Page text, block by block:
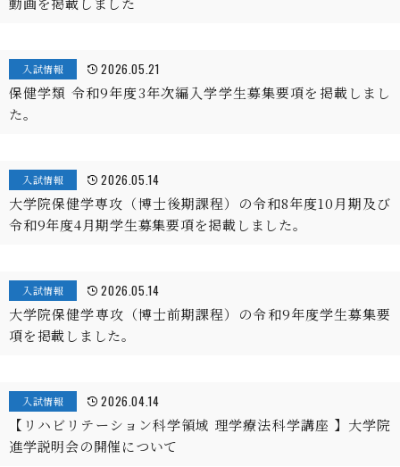
入試情報 2026.05.21
保健学類 令和9年度3年次編入学学生募集要項を掲載しまし
た。
入試情報 2026.05.14
大学院保健学専攻（博士後期課程）の令和8年度10月期及び
令和9年度4月期学生募集要項を掲載しました。
入試情報 2026.05.14
大学院保健学専攻（博士前期課程）の令和9年度学生募集要
項を掲載しました。
入試情報 2026.04.14
【リハビリテーション科学領域 理学療法科学講座 】大学院
進学説明会の開催について